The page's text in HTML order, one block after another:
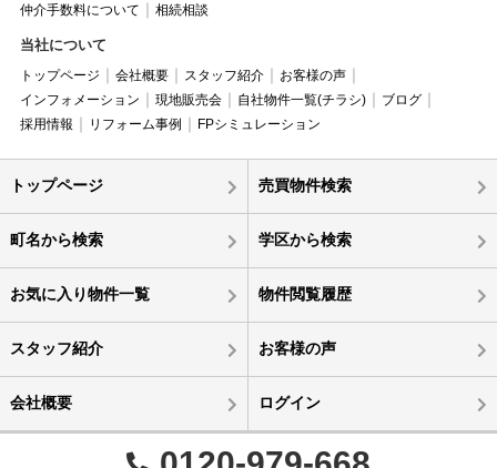
仲介手数料について
相続相談
当社について
トップページ 会社概要 スタッフ紹介
お客様の声
インフォメーション
現地販売会 自社物件一覧(チラシ)
ブログ
採用情報
リフォーム事例 FPシミュレーション
トップページ 売買物件検索
町名から検索 学区から検索
お気に入り物件一覧 物件閲覧履歴
スタッフ紹介 お客様の声
会社概要 ログイン